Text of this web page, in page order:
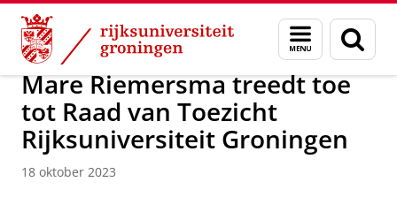
Skip
Content
Skip
Navigation
Menu
en
zoeken
Over ons Actueel Nieuws
Mare Riemersma treedt toe
tot Raad van Toezicht
Rijksuniversiteit Groningen
18 oktober 2023